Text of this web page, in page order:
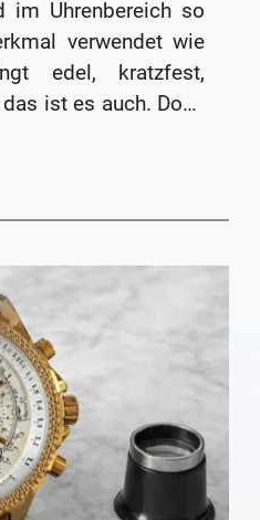
im Uhrenbereich so
verwendet wie
edel, kratzfest,
ist es auch. Doch